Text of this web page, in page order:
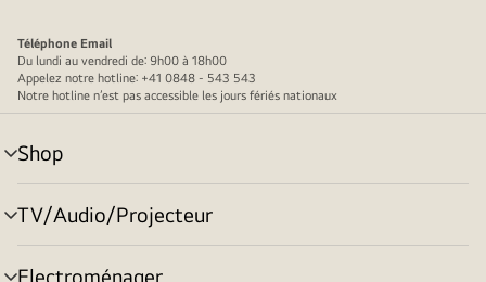
Téléphone Email
Du lundi au vendredi de: 9h00 à 18h00
Appelez notre hotline: +41 0848 - 543 543
Notre hotline n’est pas accessible les jours fériés nationaux
Shop
menu
déroulant
TV/Audio/Projecteur
menu
déroulant
Electroménager